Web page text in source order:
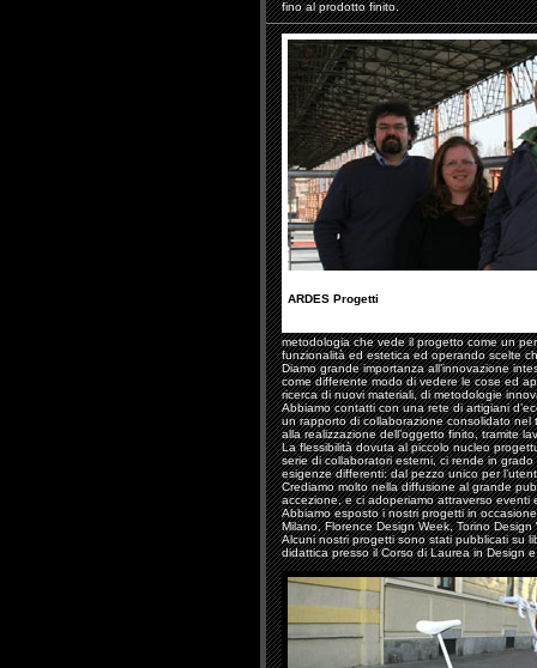
fino al prodotto finito.
ARDES Progetti
metodologia che vede il progetto come un
funzionalità ed estetica ed operando scelte
Diamo grande importanza all’innovazione
come differente modo di vedere le cose ed
ricerca di nuovi materiali, di metodologie
Abbiamo contatti con una rete di artigiani
un rapporto di collaborazione consolidato
alla realizzazione dell’oggetto finito, tramite
La flessibilità dovuta al piccolo nucleo
serie di collaboratori esterni, ci rende in
esigenze differenti: dal pezzo unico per
Crediamo molto nella diffusione al grande
accezione, e ci adoperiamo attraverso eventi
Abbiamo esposto i nostri progetti in
Milano, Florence Design Week, Torino
Alcuni nostri progetti sono stati pubblicati su
didattica presso il Corso di Laurea in Design